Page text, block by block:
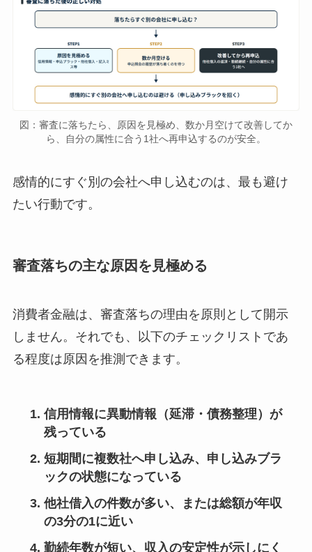
図：審査に落ちたら、原因を見極め、数か月空けて改善してか
ら、自分の属性に合う1社へ再申込するのが安全。
感情的にすぐ別の会社へ申し込むのは、最も避け
たい行動です。
審査落ちの主な原因を見極める
消費者金融は、審査落ちの理由を原則として開示
しません。それでも、以下のチェックリストであ
る程度は原因を推測できます。
信用情報に異動情報（延滞・債務整理）が
残っている
短期間に複数社へ申し込み、申し込みブラ
ックの状態になっている
他社借入の件数が多い、または総額が年収
の3分の1に近い
勤続年数が短い、収入の安定性が示しにく